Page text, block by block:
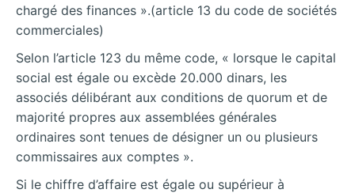
chargé des finances ».(article 13 du code de sociétés
commerciales)
Selon l’article 123 du même code, « lorsque le capital
social est égale ou excède 20.000 dinars, les
associés délibérant aux conditions de quorum et de
majorité propres aux assemblées générales
ordinaires sont tenues de désigner un ou plusieurs
commissaires aux comptes ».
Si le chiffre d’affaire est égale ou supérieur à